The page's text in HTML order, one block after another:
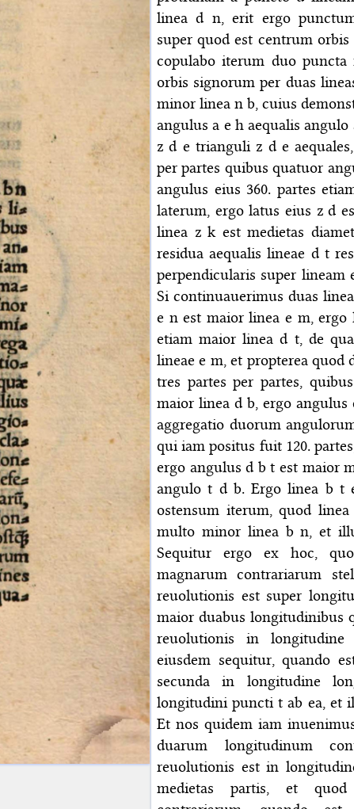
linea d n, erit ergo
super quod est centrum
copulabo iterum duo
orbis signorum per duas
minor linea n b, cuius
angulus a e h aequalis
z d e trianguli z d e
per partes quibus quatuor
angulus eius 360. partes
laterum, ergo latus eius z d
linea z k est medietas
residua aequalis lineae d t
perpendicularis super lineam
Si continuauerimus duas
e n est maior linea e m,
etiam maior linea d t, de
lineae e m, et propterea quod
tres partes per partes,
maior linea d b, ergo
aggregatio duorum
qui iam positus fuit 120.
ergo angulus d b t est maior
angulo t d b. Ergo linea b
ostensum iterum, quod
multo minor linea b n, et
Sequitur ergo ex hoc,
magnarum contrariarum
reuolutionis est super
maior duabus longitudinibus
reuolutionis in
eiusdem sequitur, quando
secunda in longitudine
longitudini puncti t ab ea, et
Et nos quidem iam
duarum longitudinum
reuolutionis est in
medietas partis, et quod